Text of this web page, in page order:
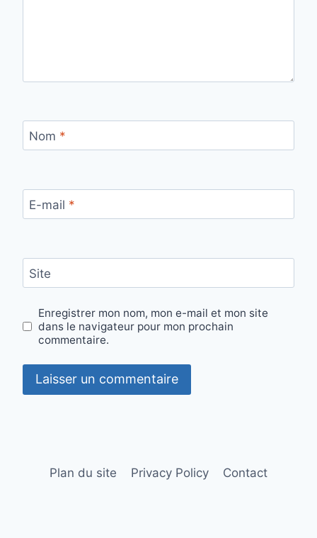
Nom *
E-mail *
Site
Enregistrer mon nom, mon e-mail et mon site
dans le navigateur pour mon prochain
commentaire.
Plan du site Privacy Policy Contact